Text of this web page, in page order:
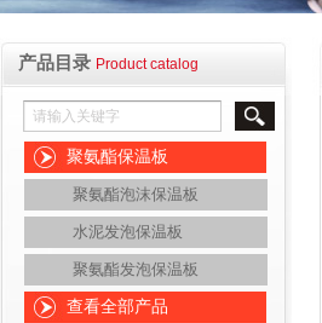
产品目录 Product catalog
聚氨酯保温板
聚氨酯泡沫保温板
水泥发泡保温板
聚氨酯发泡保温板
查看全部产品